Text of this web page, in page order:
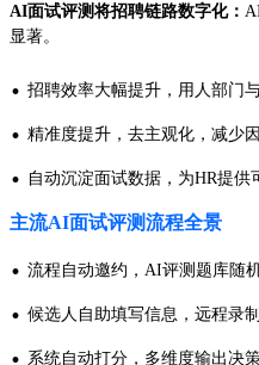
AI面试评测将招聘链路数字化：
显著。
· 招聘效率大幅提升，用人部门
· 精准度提升，去主观化，减少
· 自动沉淀面试数据，为HR提供
主流AI面试评测流程全景
· 流程自动邀约，AI评测题库随
· 候选人自助填写信息，远程录
系统自动打分，多维度输出决